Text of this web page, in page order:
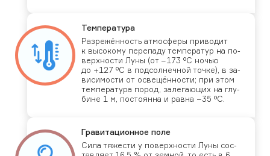
Тем­пе­рату­ра
Раз­ре­жён­ность ат­мосфе­ры при­водит
к вы­соко­му пе­репа­ду тем­пе­ратур на по­
вер­хнос­ти Лу­ны (от −173 °C ночью
до +127 °C в под­солнеч­ной точ­ке), в за­
виси­мос­ти от ос­ве­щён­ности; при этом
тем­пе­рату­ра по­род, за­лега­ющих на глу­
бине 1 м, пос­то­ян­на и рав­на −35 °C.
Гра­вита­ци­он­ное по­ле
Си­ла тя­жес­ти у по­вер­хнос­ти Лу­ны сос­